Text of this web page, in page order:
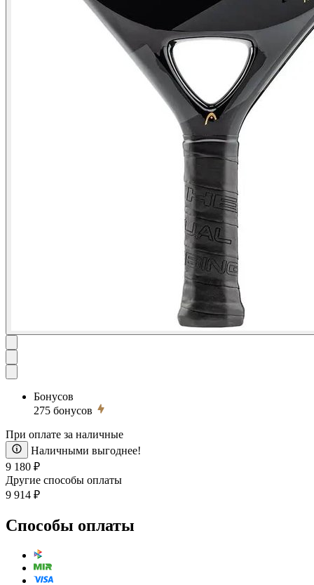
Бонусов
275 бонусов
При оплате за наличные
Наличными выгоднее!
9 180 ₽
Другие способы оплаты
9 914 ₽
Способы оплаты